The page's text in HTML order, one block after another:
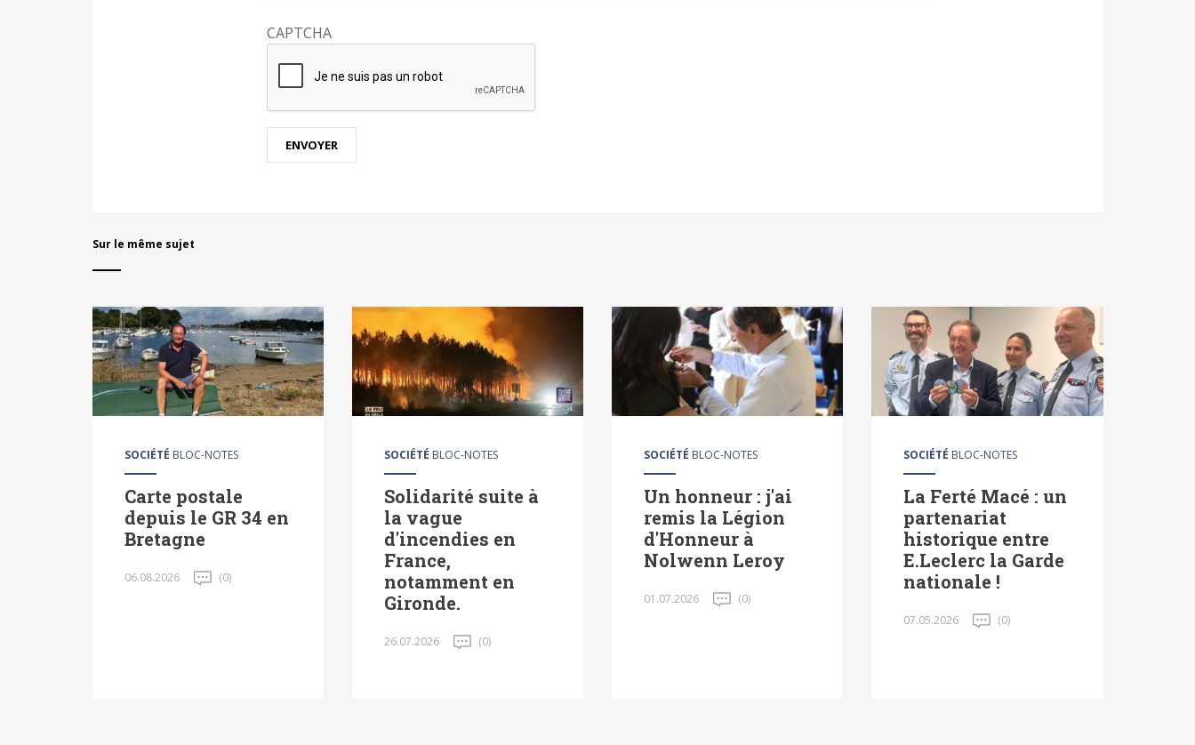
CAPTCHA
Sur le même sujet
SOCIÉTÉ BLOC-NOTES
Carte postale
depuis le GR 34 en
Bretagne
06.08.2026 (0)
SOCIÉTÉ BLOC-NOTES
Solidarité suite à
la vague
d'incendies en
France,
notamment en
Gironde.
26.07.2026 (0)
SOCIÉTÉ BLOC-NOTES
Un honneur : j'ai
remis la Légion
d'Honneur à
Nolwenn Leroy
01.07.2026 (0)
SOCIÉTÉ BLOC-NOTES
La Ferté Macé : un
partenariat
historique entre
E.Leclerc la Garde
nationale !
07.05.2026 (0)